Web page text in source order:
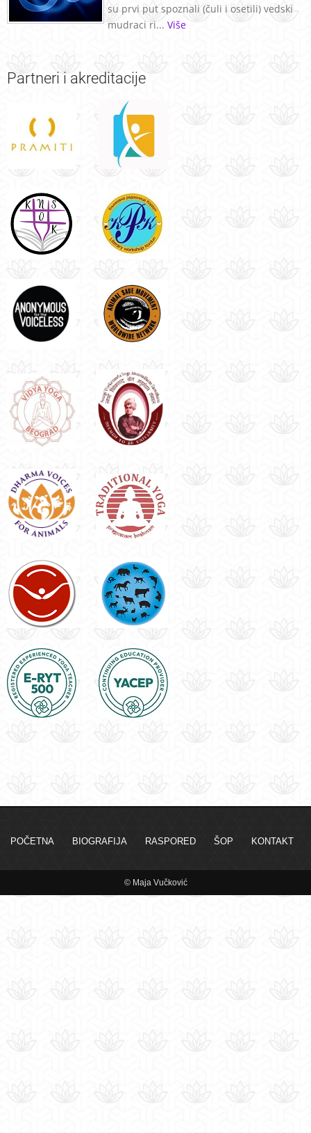
su prvi put spoznali (čuli i osetili) vedski
mudraci ri... Više
Partneri i akreditacije
POČETNA BIOGRAFIJA RASPORED ŠOP KONTAKT
© Maja Vučković